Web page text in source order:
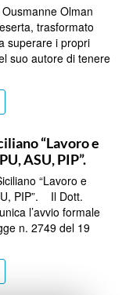
Olman
trasformato
superare i propri
suo autore di tenere
“Lavoro e
ASU, PIP”.
“Lavoro e
PIP”. Il Dott.
l’avvio formale
n. 2749 del 19